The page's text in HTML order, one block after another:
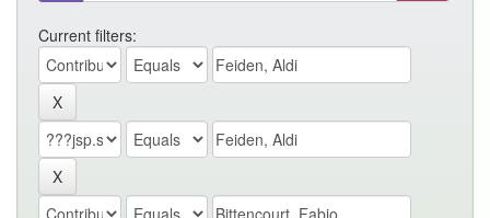
Current filters: